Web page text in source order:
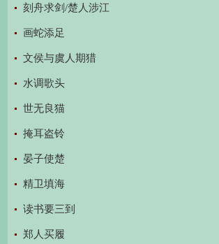
刻舟求剑/楚人涉江
画蛇添足
文侯与虞人期猎
水调歌头
世无良猫
掩耳盗铃
晏子使楚
精卫填海
读书要三到
郑人买履